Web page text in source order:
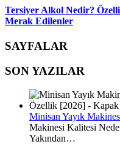
Tersiyer Alkol Nedir?
Merak Edilenler
SAYFALAR
SON YAZILAR
Minisan Yayık
Makinesi Kalitesi
Yakından…